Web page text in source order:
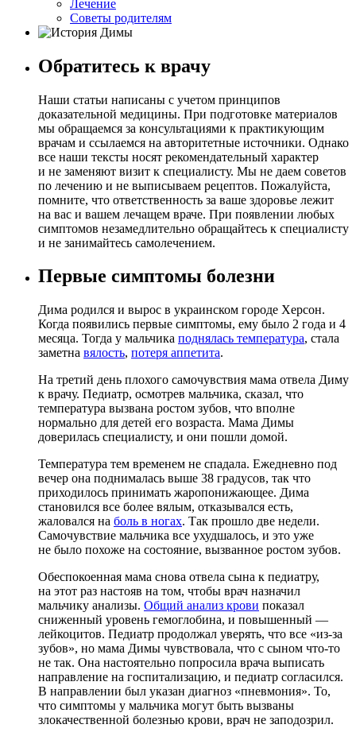
Лечение
Советы родителям
Обратитесь к врачу
Наши статьи написаны с учетом принципов
доказательной медицины. При подготовке материалов
мы обращаемся за консультациями к практикующим
врачам и ссылаемся на авторитетные источники. Однако
все наши тексты носят рекомендательный характер
и не заменяют визит к специалисту. Мы не даем советов
по лечению и не выписываем рецептов. Пожалуйста,
помните, что ответственность за ваше здоровье лежит
на вас и вашем лечащем враче. При появлении любых
симптомов незамедлительно обращайтесь к специалисту
и не занимайтесь самолечением.
Первые симптомы болезни
Дима родился и вырос в украинском городе Херсон.
Когда появились первые симптомы, ему было 2 года и 4
месяца. Тогда у мальчика поднялась температура, стала
заметна вялость, потеря аппетита.
На третий день плохого самочувствия мама отвела Диму
к врачу. Педиатр, осмотрев мальчика, сказал, что
температура вызвана ростом зубов, что вполне
нормально для детей его возраста. Мама Димы
доверилась специалисту, и они пошли домой.
Температура тем временем не спадала. Ежедневно под
вечер она поднималась выше 38 градусов, так что
приходилось принимать жаропонижающее. Дима
становился все более вялым, отказывался есть,
жаловался на боль в ногах. Так прошло две недели.
Самочувствие мальчика все ухудшалось, и это уже
не было похоже на состояние, вызванное ростом зубов.
Обеспокоенная мама снова отвела сына к педиатру,
на этот раз настояв на том, чтобы врач назначил
мальчику анализы. Общий анализ крови показал
сниженный уровень гемоглобина, и повышенный —
лейкоцитов. Педиатр продолжал уверять, что все «из-за
зубов», но мама Димы чувствовала, что с сыном что-то
не так. Она настоятельно попросила врача выписать
направление на госпитализацию, и педиатр согласился.
В направлении был указан диагноз «пневмония». То,
что симптомы у мальчика могут быть вызваны
злокачественной болезнью крови, врач не заподозрил.